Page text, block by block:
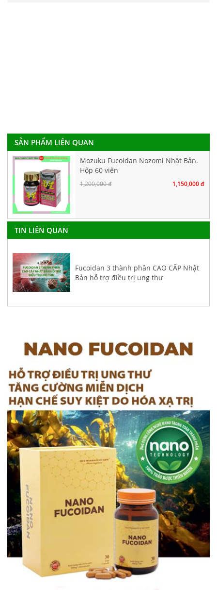
SẢN PHẨM LIÊN QUAN
Mozuku Fucoidan Nozomi Nhật Bản.
Hộp 60 viên
1,200,000 đ 1,150,000 đ
TIN LIÊN QUAN
Fucoidan 3 thành phần CAO CẤP Nhật
Bản hỗ trợ điều trị ung thư